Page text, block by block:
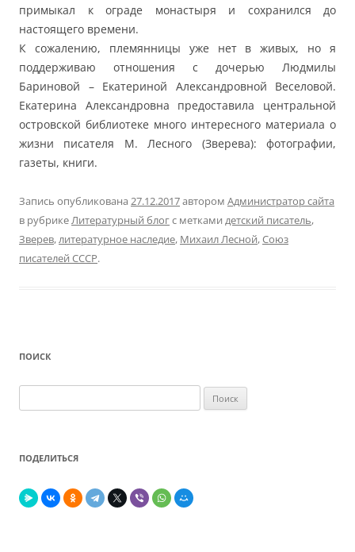
примыкал к ограде монастыря и сохранился до
настоящего времени.
К сожалению, племянницы уже нет в живых, но я
поддерживаю отношения с дочерью Людмилы
Бариновой – Екатериной Александровной Веселовой.
Екатерина Александровна предоставила центральной
островской библиотеке много интересного материала о
жизни писателя М. Лесного (Зверева): фотографии,
газеты, книги.
Запись опубликована 27.12.2017автором Администратор сайта
в рубрикеЛитературный блогс метками детский писатель,
Зверев,литературное наследие, Михаил Лесной,Союз
писателей СССР.
ПОИСК
ПОДЕЛИТЬСЯ